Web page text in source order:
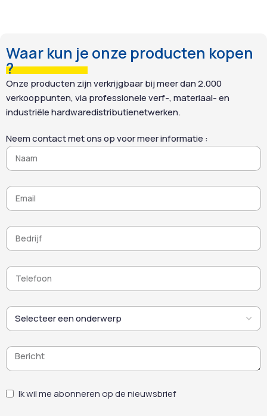
Waar kun je onze producten kopen
?
Onze producten zijn verkrijgbaar bij meer dan 2.000
verkooppunten, via professionele verf-, materiaal- en
industriële hardwaredistributienetwerken.
Neem contact met ons op voor meer informatie :
Ik wil me abonneren op de nieuwsbrief